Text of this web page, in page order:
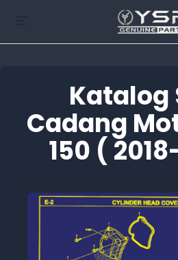
Katalog
Cadang
150 (